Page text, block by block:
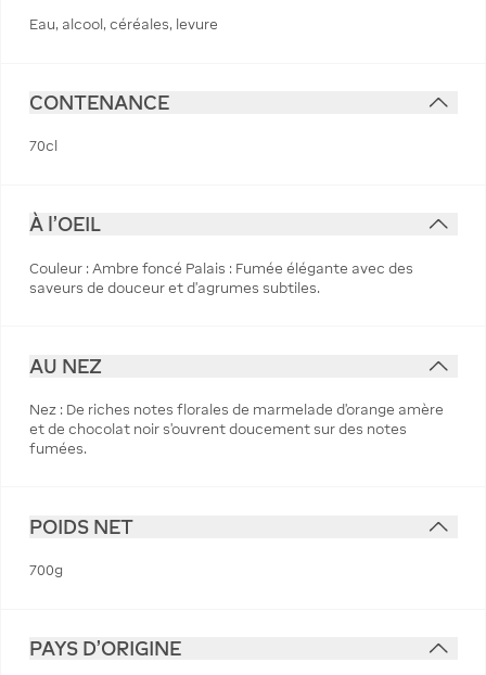
Eau, alcool, céréales, levure
CONTENANCE
70cl
À l'OEIL
Couleur : Ambre foncé Palais : Fumée élégante avec des
saveurs de douceur et d'agrumes subtiles.
AU NEZ
Nez : De riches notes florales de marmelade d'orange amère
et de chocolat noir s'ouvrent doucement sur des notes
fumées.
POIDS NET
700g
PAYS D'ORIGINE